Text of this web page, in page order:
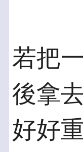
若把
後拿
好好